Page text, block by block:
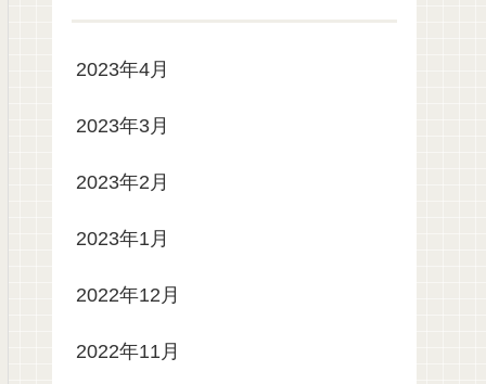
2023年4月
2023年3月
2023年2月
2023年1月
2022年12月
2022年11月